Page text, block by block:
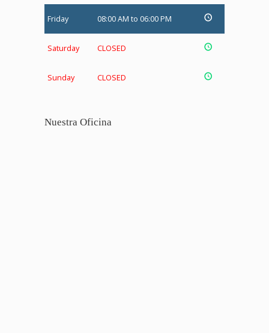
Friday 08:00 AM to 06:00 PM
Saturday CLOSED
Sunday CLOSED
Nuestra Oficina